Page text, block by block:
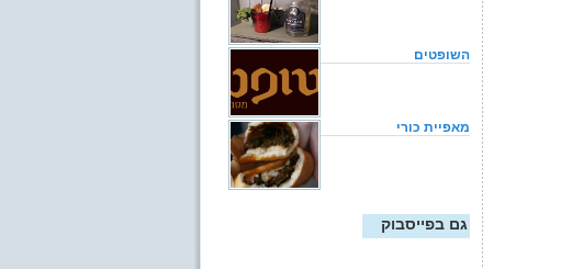
השופטים
מאפיית כורי
גם בפייסבוק